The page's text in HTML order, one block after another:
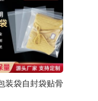
装袋自封袋贴骨